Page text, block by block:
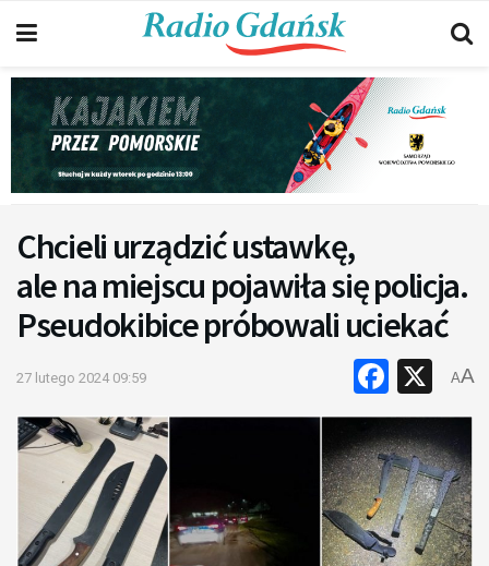
Chcieli urządzić ustawkę,
ale na miejscu pojawiła się policja.
Pseudokibice próbowali uciekać
27 lutego 2024 09:59 X
AA